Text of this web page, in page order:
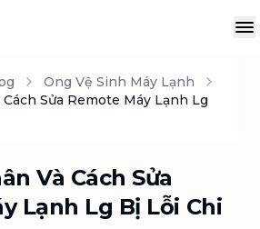
Ong Vệ Sinh Máy Lạnh
Sửa Remote Máy Lạnh Lg
Và Cách Sửa
Lạnh Lg Bị Lỗi Chi